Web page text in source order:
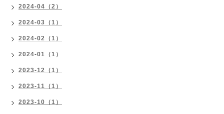
2024-04（2）
2024-03（1）
2024-02（1）
2024-01（1）
2023-12（1）
2023-11（1）
2023-10（1）